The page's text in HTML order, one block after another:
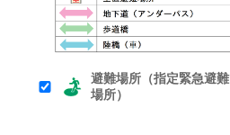
避難場所（指定緊急避難
場所）